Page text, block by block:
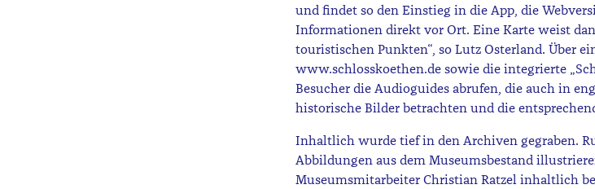
und findet so den Einstieg in die App, die
Informationen direkt vor Ort. Eine Karte weist
touristischen Punkten“, so Lutz Osterland. Über
www.schlosskoethen.de sowie die integrierte
Besucher die Audioguides abrufen, die auch in
historische Bilder betrachten und die
Inhaltlich wurde tief in den Archiven gegraben.
Abbildungen aus dem Museumsbestand
Museumsmitarbeiter Christian Ratzel inhaltlich